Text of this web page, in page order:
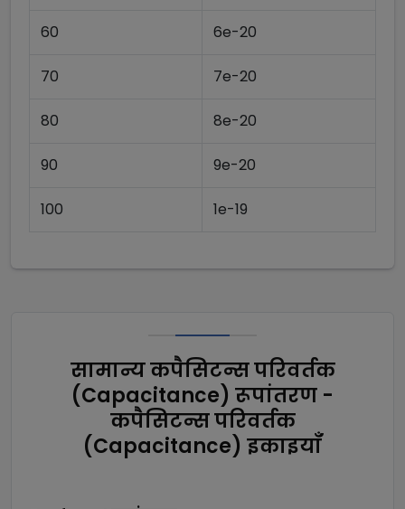
60 6e-20
70 7e-20
80 8e-20
90 9e-20
100 1e-19
सामान्य कपैसिटन्स परिवर्तक
(Capacitance) रूपांतरण -
कपैसिटन्स परिवर्तक
(Capacitance) इकाइयाँ